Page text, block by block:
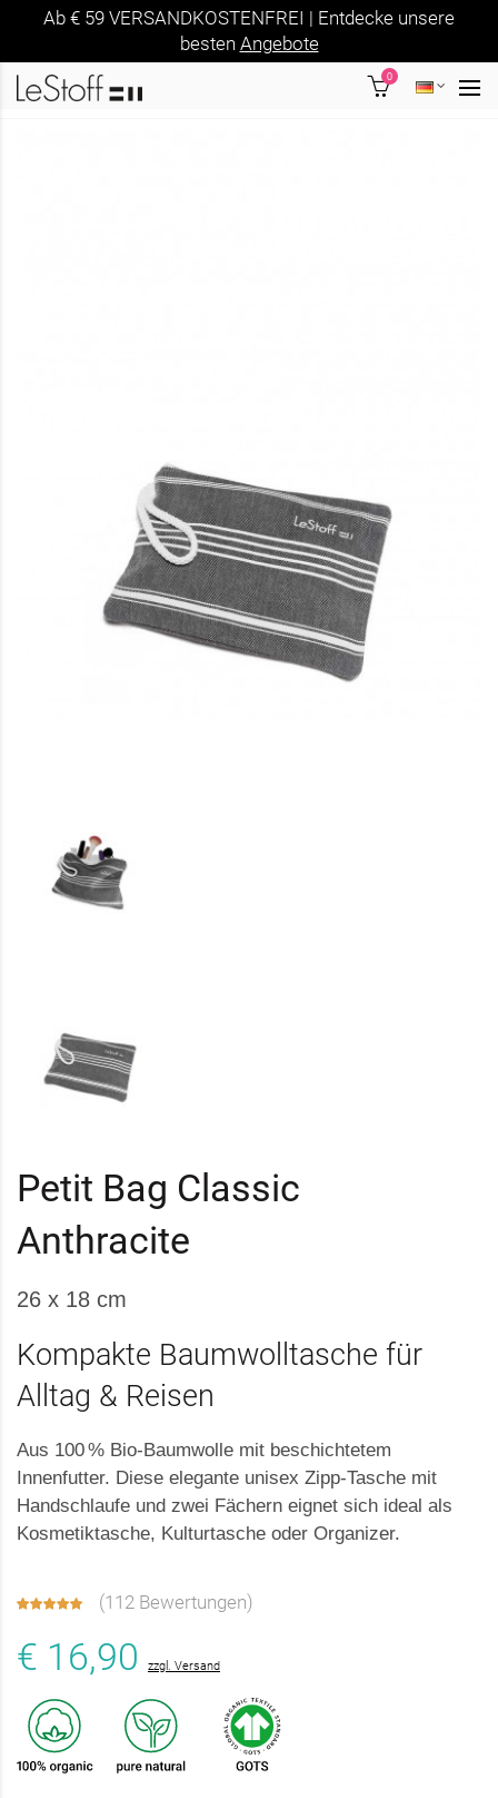
Ab € 59 VERSANDKOSTENFREI | Entdecke unsere
besten Angebote
0
Petit Bag Classic
Anthracite
26 x 18 cm
Kompakte Baumwolltasche für
Alltag & Reisen
Aus 100 % Bio-Baumwolle mit beschichtetem
Innenfutter. Diese elegante unisex Zipp-Tasche mit
Handschlaufe und zwei Fächern eignet sich ideal als
Kosmetiktasche, Kulturtasche oder Organizer.
(112 Bewertungen)
€ 16,90 zzgl. Versand